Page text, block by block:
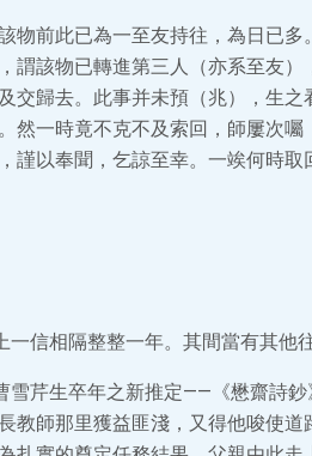
物前此已為一至友持往，為日已多
謂該物已轉進第三人（亦系至友）
交歸去。此事并未預（兆），生
然一時竟不克不及索回，師屢次囑
謹以奉聞，乞諒至幸。一竢何時取
一信相隔整整一年。其間當有其他
雪芹生卒年之新推定——《懋齋詩
教師那里獲益匪淺，又得他唆使道